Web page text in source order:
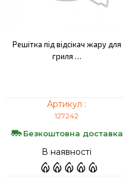
Решітка під відсікач жару для
гриля …
Артикул :
127242
Безкоштовна доставка
В наявності